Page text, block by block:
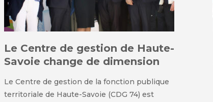
Le Centre de gestion de Haute-
Savoie change de dimension
Le Centre de gestion de la fonction publique
territoriale de Haute-Savoie (CDG 74) est